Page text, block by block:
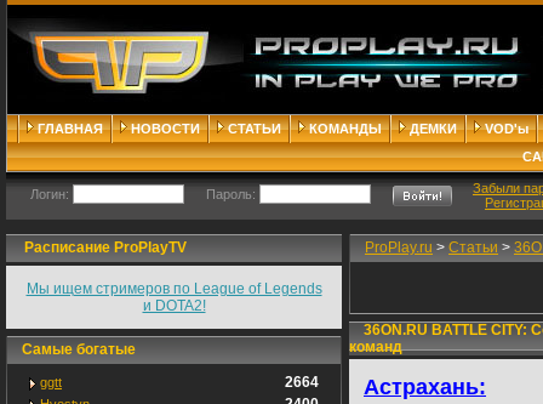
ГЛАВНАЯ НОВОСТИ СТАТЬИ КОМАНДЫ ДЕМКИ
VOD'ы
Логин: Пароль:
Забыли
Расписание ProPlayTV
Мы ищем стримеров по League of Legends
и DOTA2!
Самые богатые
ggtt 2664
ProPlay.ru > Статьи >
36ON.RU BATTLE CITY:
команд
Астрахань: